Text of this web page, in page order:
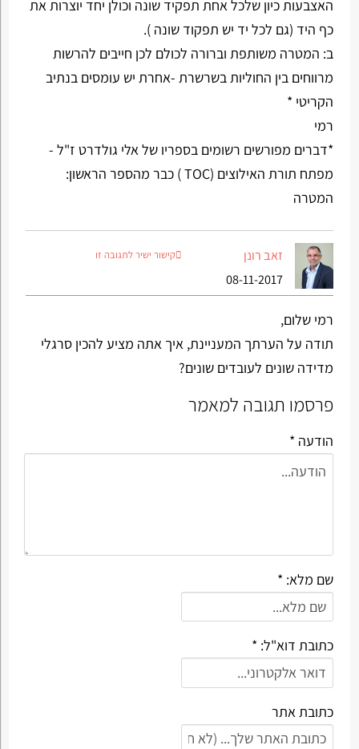
האצבעות כיון שלכל אחת תפקיד שונה וכולן יחד יוצרות את
כף היד (גם לכל יד יש תפקוד שונה ).
ב: המטרה משותפת וברורה לכולם לכן חייבים להרשות
מרווחים בין החוליות בשרשרת -אחרת יש עומסים בנתיב
הקריטי *
רמי
*דברים מפורשים רשומים בספריו של אלי גולדרט ז"ל -
מפתח תורת האילוצים (TOC ) כבר מהספר הראשון:
המטרה
זאב רונן
08-11-2017
קישור ישיר לתגובה זו
רמי שלום,
תודה על הערתך המעניינת, איך אתה מציע להכין סרגלי
מדידה שונים לעובדים שונים?
פרסמו תגובה למאמר
הודעה *
שם מלא: *
כתובת דוא"ל: *
כתובת אתר